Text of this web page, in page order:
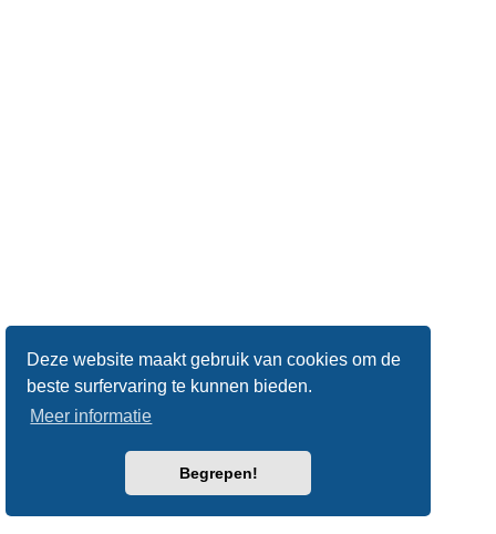
Deze website maakt gebruik van cookies om de
beste surfervaring te kunnen bieden.
Meer informatie
Begrepen!